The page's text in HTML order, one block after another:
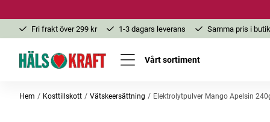
Fri frakt över 299 kr 1-3 dagars leverans Samma pris i
Vårt sortiment
Hem Kosttillskott Vätskeersättning Elektrolytpulver Mango Apelsin